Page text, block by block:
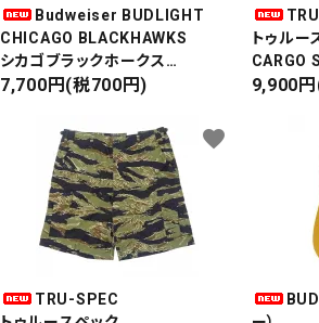
Budweiser BUDLIGHT
CHICAGO BLACKHAWKS
シカゴブラックホークス
半袖Tシャツ
7,700円(税700円)
トゥルー
CARGO
カーゴシ
タイガー
9,900
TRU-SPEC
favorite